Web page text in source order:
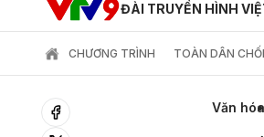
ĐÀI TRUYỀN HÌNH
CHƯƠNG TRÌNH TOÀN DÂN
Văn hóa